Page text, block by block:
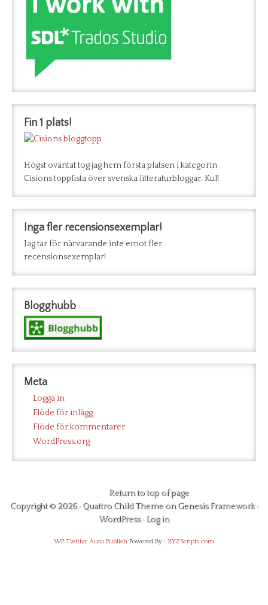
Fin 1 plats!
Högst oväntat tog jag hem första platsen i kategorin
Cisions topplista över svenska litteraturbloggar. Kul!
Inga fler recensionsexemplar!
Jag tar för närvarande inte emot fler
recensionsexemplar!
Blogghubb
Meta
Logga in
Flöde för inlägg
Flöde för kommentarer
WordPress.org
Return to top of page
Copyright © 2026 ·Quattro Child ThemeonGenesis Framework·
WordPress·Log in
WP Twitter Auto Publish Powered By : XYZScripts.com